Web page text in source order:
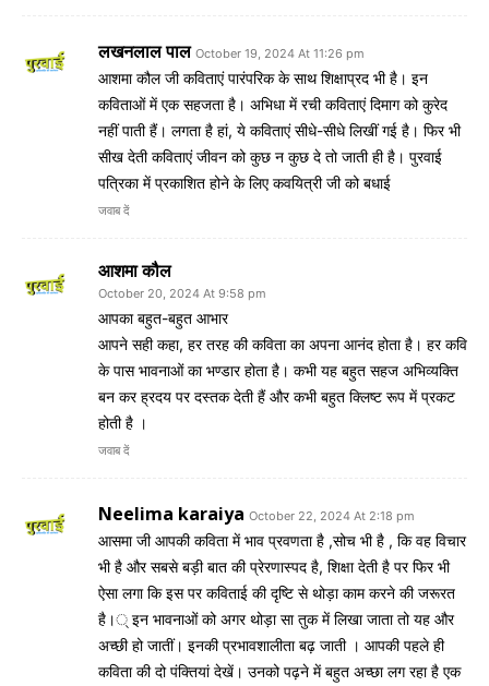
लखनलाल पाल October 19, 2024 At 11:26 pm
आशमा कौल जी कविताएं पारंपरिक के साथ शिक्षाप्रद भी है। इन
कविताओं में एक सहजता है। अभिधा में रची कविताएं दिमाग को कुरेद
नहीं पाती हैं। लगता है हां, ये कविताएं सीधे-सीधे लिखीं गई है। फिर भी
सीख देती कविताएं जीवन को कुछ न कुछ दे तो जाती ही है। पुरवाई
पत्रिका में प्रकाशित होने के लिए कवयित्री जी को बधाई
जवाब दें
आशमा कौल
October 20, 2024 At 9:58 pm
आपका बहुत-बहुत आभार
आपने सही कहा, हर तरह की कविता का अपना आनंद होता है। हर कवि
के पास भावनाओं का भण्डार होता है। कभी यह बहुत सहज अभिव्यक्ति
बन कर ह्रदय पर दस्तक देती हैं और कभी बहुत क्लिष्ट रूप में प्रकट
होती है ।
जवाब दें
Neelima karaiya October 22, 2024 At 2:18 pm
आसमा जी आपकी कविता में भाव प्रवणता है ,सोच भी है , कि वह विचार
भी है और सबसे बड़ी बात की प्रेरणास्पद है, शिक्षा देती है पर फिर भी
ऐसा लगा कि इस पर कविताई की दृष्टि से थोड़ा काम करने की जरूरत
है।् इन भावनाओं को अगर थोड़ा सा तुक में लिखा जाता तो यह और
अच्छी हो जातीं। इनकी प्रभावशालीता बढ़ जाती । आपकी पहले ही
कविता की दो पंक्तियां देखें। उनको पढ़ने में बहुत अच्छा लग रहा है एक